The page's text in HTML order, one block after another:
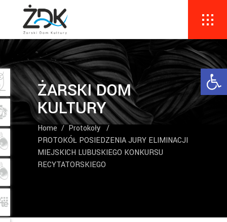
ŻARSKI DOM
KULTURY
Home/Protokoły/
PROTOKÓŁ POSIEDZENIA JURY ELIMINACJI
MIEJSKICH LUBUSKIEGO KONKURSU
RECYTATORSKIEGO